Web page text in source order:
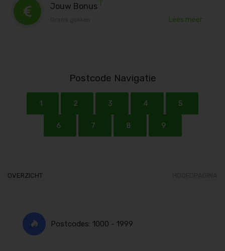
Jouw Bonus
Lees meer
Postcode Navigatie
1 2 3 4 5
6 7 8 9
OVERZICHT
Postcodes: 1000 - 1999